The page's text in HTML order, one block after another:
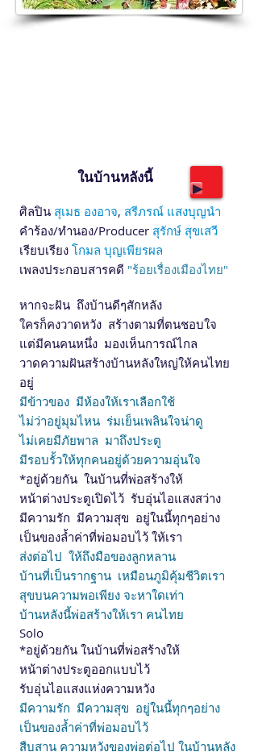
ในบ้านหลังนี้
ศิลปิน สุเมธ องอาจ, สรีภรณ์ แสงบุญนำ
คำร้อง/ทำนอง/Producer สุรักษ์ สุขเสวี
เรียบเรียง โกมล บุญเพียรผล
เพลงประกอบสารคดี "ร้อยเรื่องเมืองไทย"
หากจะฝัน ถึงบ้านดีๆสักหลัง
ใครก็คงวาดหวัง สร้างตามที่ตนชอบใจ
แต่มีคนคนหนึ่ง มองเห็นการณ์ไกล
วาดความฝันสร้างบ้านหลังใหญ่ให้คนไทย
อยู่
มีข้าวของ มีห้องให้เราเลือกใช้
ไม่ว่าอยู่มุมไหน ร่มเย็นเพลินใจน่าดู
ไม่เคยมีภัยพาล มาถึงประตู
มีรอบรั้วให้ทุกคนอยู่ด้วยความอุ่นใจ
*อยู่ด้วยกัน ในบ้านที่พ่อสร้างให้
หน้าต่างประตูเปิดไว้ รับอุ่นไอแสงสว่าง
มีความรัก มีความสุข อยู่ในนี้ทุกๆอย่าง
เป็นของล้ำค่าที่พ่อมอบไว้ ให้เรา
ส่งต่อไป ให้ถึงมือของลูกหลาน
บ้านที่เป็นรากฐาน เหมือนภูมิคุ้มชีวิตเรา
สุขบนความพอเพียง จะหาใดเท่า
บ้านหลังนี้พ่อสร้างให้เรา คนไทย
Solo
*อยู่ด้วยกัน ในบ้านที่พ่อสร้างให้
หน้าต่างประตูออกแบบไว้
รับอุ่นไอแสงแห่งความหวัง
มีความรัก มีความสุข อยู่ในนี้ทุกๆอย่าง
เป็นของล้ำค่าที่พ่อมอบไว้
สืบสาน ความหวังของพ่อต่อไป ในบ้านหลัง